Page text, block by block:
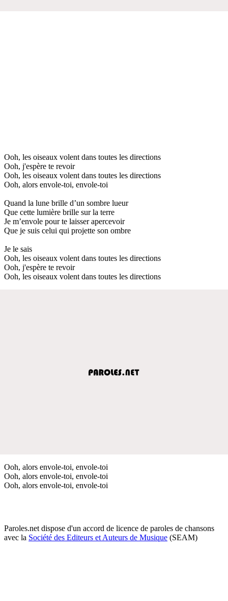
Ooh, les oiseaux volent dans toutes les directions
Ooh, j'espère te revoir
Ooh, les oiseaux volent dans toutes les directions
Ooh, alors envole-toi, envole-toi
Quand la lune brille d’un sombre lueur
Que cette lumière brille sur la terre
Je m’envole pour te laisser apercevoir
Que je suis celui qui projette son ombre
Je le sais
Ooh, les oiseaux volent dans toutes les directions
Ooh, j'espère te revoir
Ooh, les oiseaux volent dans toutes les directions
Ooh, alors envole-toi, envole-toi
Ooh, alors envole-toi, envole-toi
Ooh, alors envole-toi, envole-toi
Paroles.net dispose d'un accord de licence de paroles de chansons
avec la Société des Editeurs et Auteurs de Musique (SEAM)